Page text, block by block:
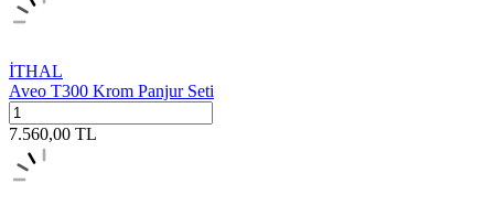
İTHAL
Aveo T300 Krom Panjur Seti
7.560,00 TL